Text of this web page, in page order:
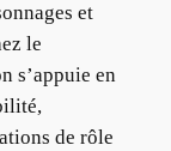
et
le
s’appuie en
de rôle